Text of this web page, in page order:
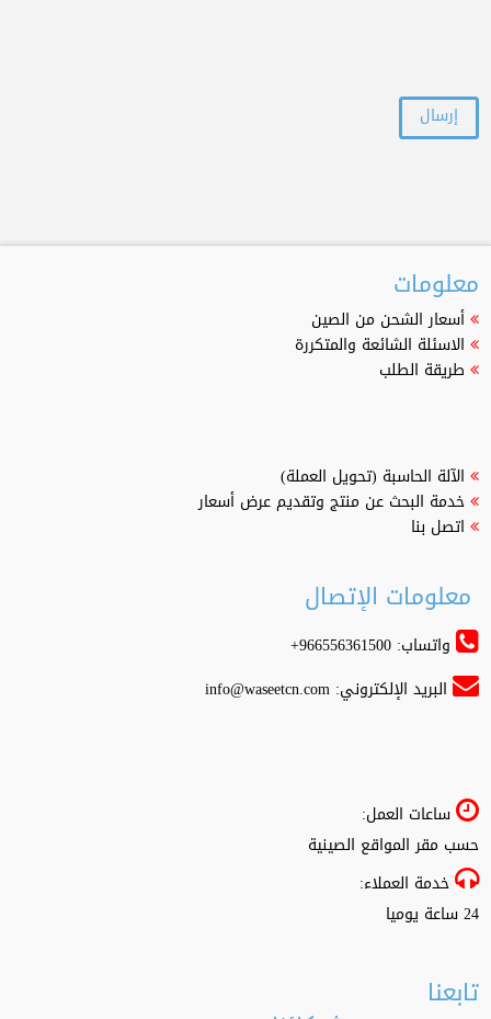
معلومات
أسعار الشحن من الصين
الاسئلة الشائعة والمتكررة
طريقة الطلب
الآلة الحاسبة (تحويل العملة)
خدمة البحث عن منتج وتقديم عرض أسعار
اتصل بنا
معلومات الإتصال
واتساب: 966556361500+
البريد الإلكتروني:info@waseetcn.com
ساعات العمل:
حسب مقر المواقع الصينية
خدمة العملاء:
24 ساعة يوميا
تابعنا